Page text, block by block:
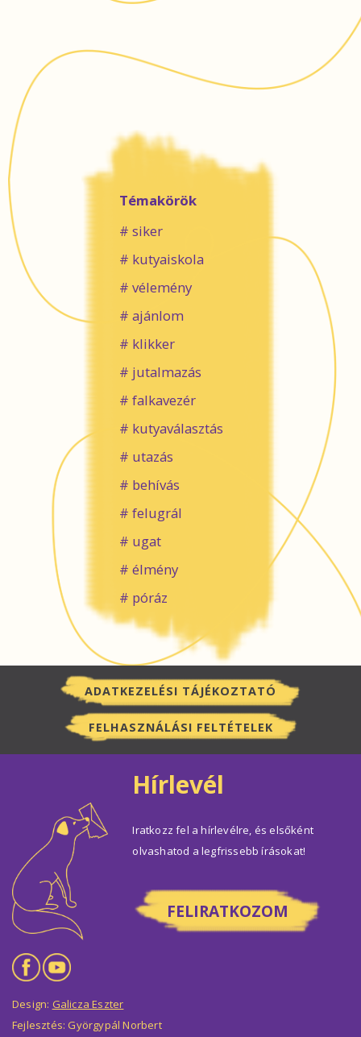
Témakörök
siker
kutyaiskola
vélemény
ajánlom
klikker
jutalmazás
falkavezér
kutyaválasztás
utazás
behívás
felugrál
ugat
élmény
póráz
ADATKEZELÉSI TÁJÉKOZTATÓ
FELHASZNÁLÁSI FELTÉTELEK
Hírlevél
Iratkozz fel a hírlevélre, és elsőként
olvashatod a legfrissebb írásokat!
FELIRATKOZOM
Design: Galicza Eszter
Fejlesztés: Györgypál Norbert